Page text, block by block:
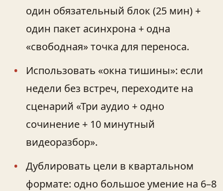
один обязательный блок (25 мин) +
один пакет асинхрона + одна
«свободная» точка для переноса.
Использовать «окна тишины»: если
недели без встреч, переходите на
сценарий «Три аудио + одно
сочинение + 10 минутный
видеоразбор».
Дублировать цели в квартальном
формате: одно большое умение на 6–8